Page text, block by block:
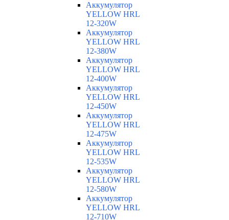
Аккумулятор
YELLOW HRL
12-320W
Аккумулятор
YELLOW HRL
12-380W
Аккумулятор
YELLOW HRL
12-400W
Аккумулятор
YELLOW HRL
12-450W
Аккумулятор
YELLOW HRL
12-475W
Аккумулятор
YELLOW HRL
12-535W
Аккумулятор
YELLOW HRL
12-580W
Аккумулятор
YELLOW HRL
12-710W